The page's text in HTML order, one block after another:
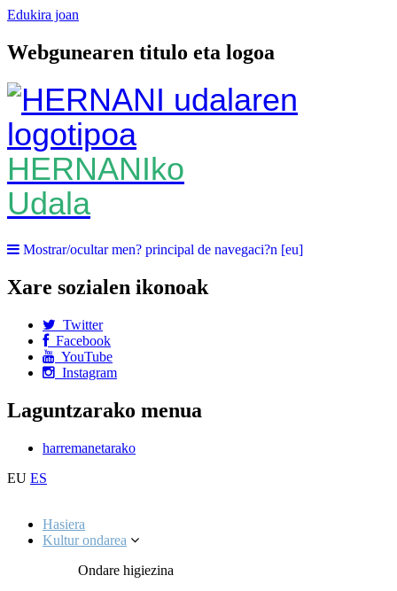
Edukira joan
Webgunearen titulo eta logoa
HERNANIko
Udala
Mostrar/ocultar men? principal de navegaci?n [eu]
Xare sozialen ikonoak
Twitter
Facebook
YouTube
Instagram
Laguntzarako menua
harremanetarako
EU ES
Hasiera
Kultur ondarea
Ondare higiezina